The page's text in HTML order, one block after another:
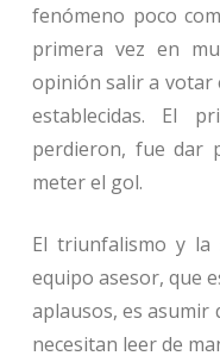
fenómeno poco
primera vez en
opinión salir a votar
establecidas. El
perdieron, fue dar
meter el gol.
El triunfalismo y
equipo asesor, que
aplausos, es asumir
necesitan leer de